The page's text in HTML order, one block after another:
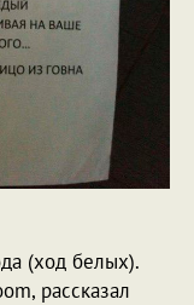
(ход белых).
рассказал